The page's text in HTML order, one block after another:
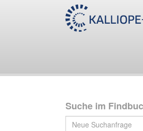
Suche im
Nachlass Werner
IV. Institutionen